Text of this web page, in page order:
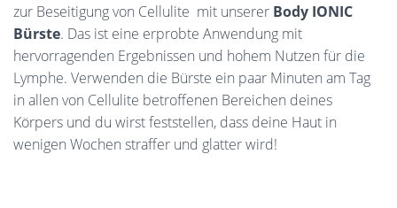
zur Beseitigung von Cellulite mit unserer Body IONIC
Bürste. Das ist eine erprobte Anwendung mit
hervorragenden Ergebnissen und hohem Nutzen für die
Lymphe. Verwenden die Bürste ein paar Minuten am Tag
in allen von Cellulite betroffenen Bereichen deines
Körpers und du wirst feststellen, dass deine Haut in
wenigen Wochen straffer und glatter wird!